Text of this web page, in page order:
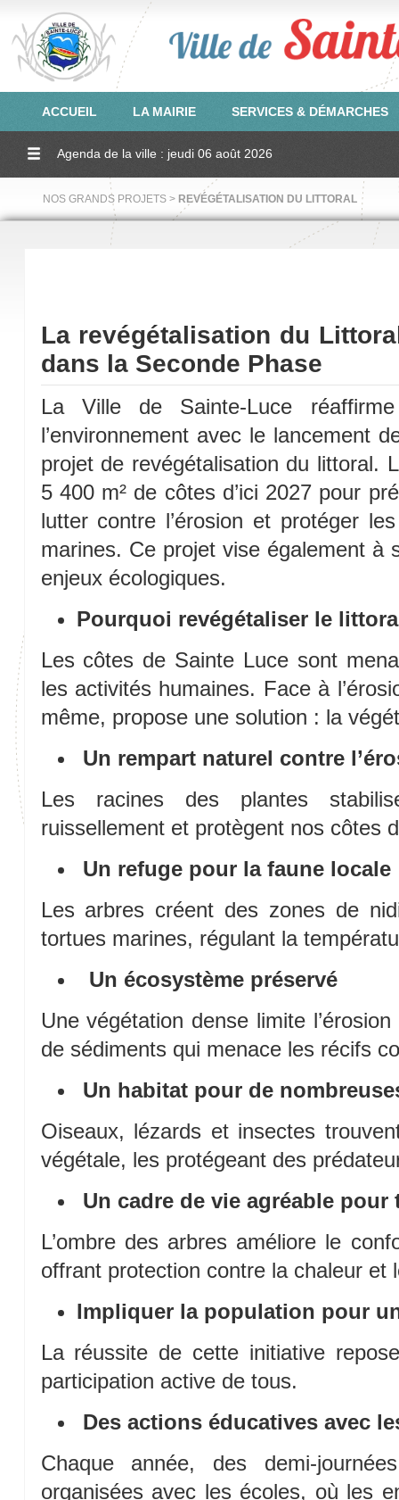
ACCUEIL LA MAIRIE SERVICES & DÉMARCHES
Agenda de la ville : jeudi 06 août 2026
NOS GRANDS PROJETS > REVÉGÉTALISATION DU LITTORAL
La revégétalisation du
dans la Seconde Phase
La Ville de Sainte-Luce
l’environnement avec le lancement
projet de revégétalisation du littoral.
5 400 m² de côtes d’ici 2027 pour
lutter contre l’érosion et protéger
marines. Ce projet vise également à
enjeux écologiques.
Pourquoi revégétaliser le
Les côtes de Sainte Luce sont
les activités humaines. Face à
même, propose une solution : la
Un rempart naturel contre
Les racines des plantes
ruissellement et protègent nos côtes
Un refuge pour la faune locale
Les arbres créent des zones de
tortues marines, régulant la
Un écosystème préservé
Une végétation dense limite
de sédiments qui menace les récifs
Un habitat pour de
Oiseaux, lézards et insectes
végétale, les protégeant des
Un cadre de vie agréable pour
L’ombre des arbres améliore le
offrant protection contre la chaleur et
Impliquer la population pour
La réussite de cette initiative
participation active de tous.
Des actions éducatives avec
Chaque année, des demi-
organisées avec les écoles, où les